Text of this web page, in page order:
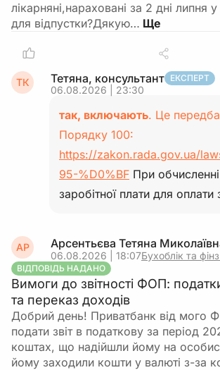
лікарняні,нараховані за 2 дні липня
для відпустки?Дякую…
ТК Тетяна, консультант ЕКСПЕРТ
06.08.2026 | 23:30
так, включають. Це
Порядку 100:
https://zakon.rada.gov.ua/
95-%D0%BF При
заробітної плати для оплати
АР Арсентьєва Тетяна
06.08.2026 | 18:07Бухоблік та
ВІДПОВІДЬ НАДАНО
Вимоги до звітності ФОП:
та переказ доходів
Добрий день! Приватбанк від мого
подати звіт в податкову за період
коштах, що надійшли йому на
йому заходили кошти у валюті з-за